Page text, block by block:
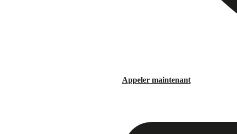
Appeler maintenant